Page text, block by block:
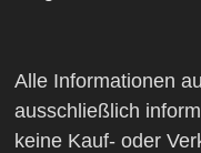
Alle Informationen
ausschließlich
keine Kauf- oder